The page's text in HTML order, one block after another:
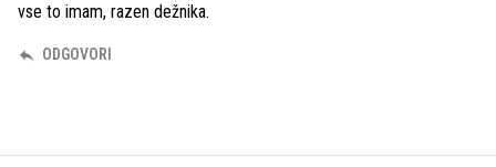
vse to imam, razen dežnika.
ODGOVORI